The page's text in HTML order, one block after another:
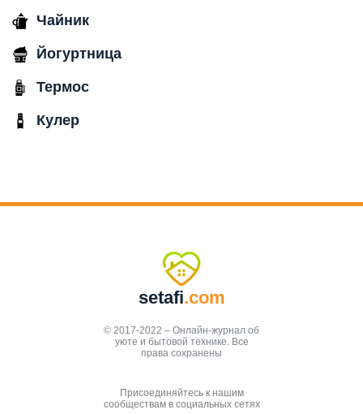
Чайник
Йогуртница
Термос
Кулер
setafi.com
© 2017-2022 – Онлайн-журнал об
уюте и бытовой технике. Все
права сохранены
Присоединяйтесь к нашим
сообществам в социальных сетях